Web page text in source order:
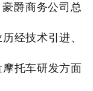
爵商务公司总
经技术引进、
托车研发方面